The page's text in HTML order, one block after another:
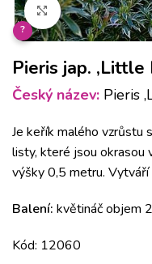
Klikněte pro
?
Pieris jap. ‚Little
Český název: Pieris
Je keřík malého vzrůstu
listy, které jsou okrasou
výšky 0,5 metru.
Balení: květináč objem
Kód: 12060